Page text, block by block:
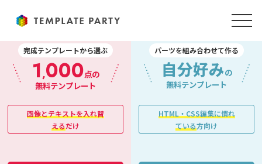
完成テンプレートから選ぶ
1,000点の
無料テンプレート
画像とテキストを入れ替
えるだけ
パーツを組み合わせて作る
自分好みの
無料テンプレート
HTML・CSS編集に慣れ
ている方向け